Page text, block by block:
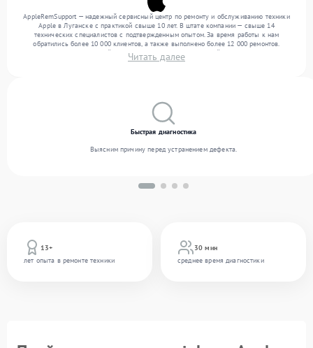
AppleRemSupport — надежный сервисный центр по ремонту и обслуживанию техники
Apple в Луганске с практикой свыше 10 лет. В штате компании — свыше 14
технических специалистов с подтвержденным опытом. За время работы к нам
обратились более 10 000 клиентов, а также выполнено более 12 000 ремонтов.
Ежемесячно в сервисный центр поступает более 300 устройств, включая , , . Мы
работаем с широким спектром неисправностей и предлагаем стабильный уровень
Читать далее
13+
лет опыта в ремонте техники
30 мин
среднее время диагностики
Быстрая диагностика
Выясним причину перед устранением дефекта.